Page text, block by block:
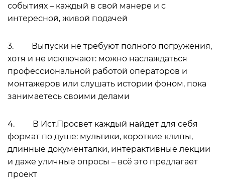
событиях – каждый в свой манере и с
интересной, живой подачей
3. Выпуски не требуют полного погружения,
хотя и не исключают: можно наслаждаться
профессиональной работой операторов и
монтажеров или слушать истории фоном, пока
занимаетесь своими делами
4. В Ист.Просвет каждый найдет для себя
формат по душе: мультики, короткие клипы,
длинные документалки, интерактивные лекции
и даже уличные опросы – всё это предлагает
проект